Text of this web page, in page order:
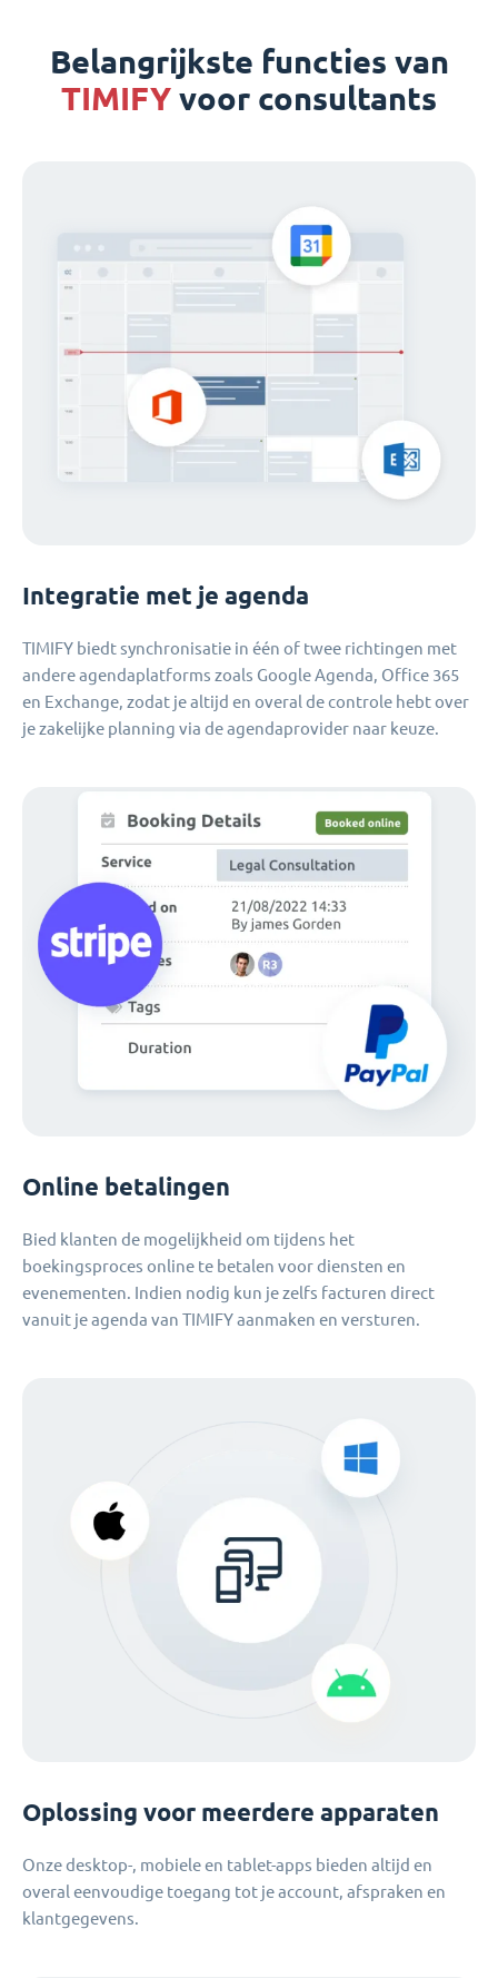
Belangrijkste functies van
TIMIFY voor consultants
Integratie met je agenda
TIMIFY biedt synchronisatie in één of twee richtingen met
andere agendaplatforms zoals Google Agenda, Office 365
en Exchange, zodat je altijd en overal de controle hebt over
je zakelijke planning via de agendaprovider naar keuze.
Online betalingen
Bied klanten de mogelijkheid om tijdens het
boekingsproces online te betalen voor diensten en
evenementen. Indien nodig kun je zelfs facturen direct
vanuit je agenda van TIMIFY aanmaken en versturen.
Oplossing voor meerdere apparaten
Onze desktop-, mobiele en tablet-apps bieden altijd en
overal eenvoudige toegang tot je account, afspraken en
klantgegevens.